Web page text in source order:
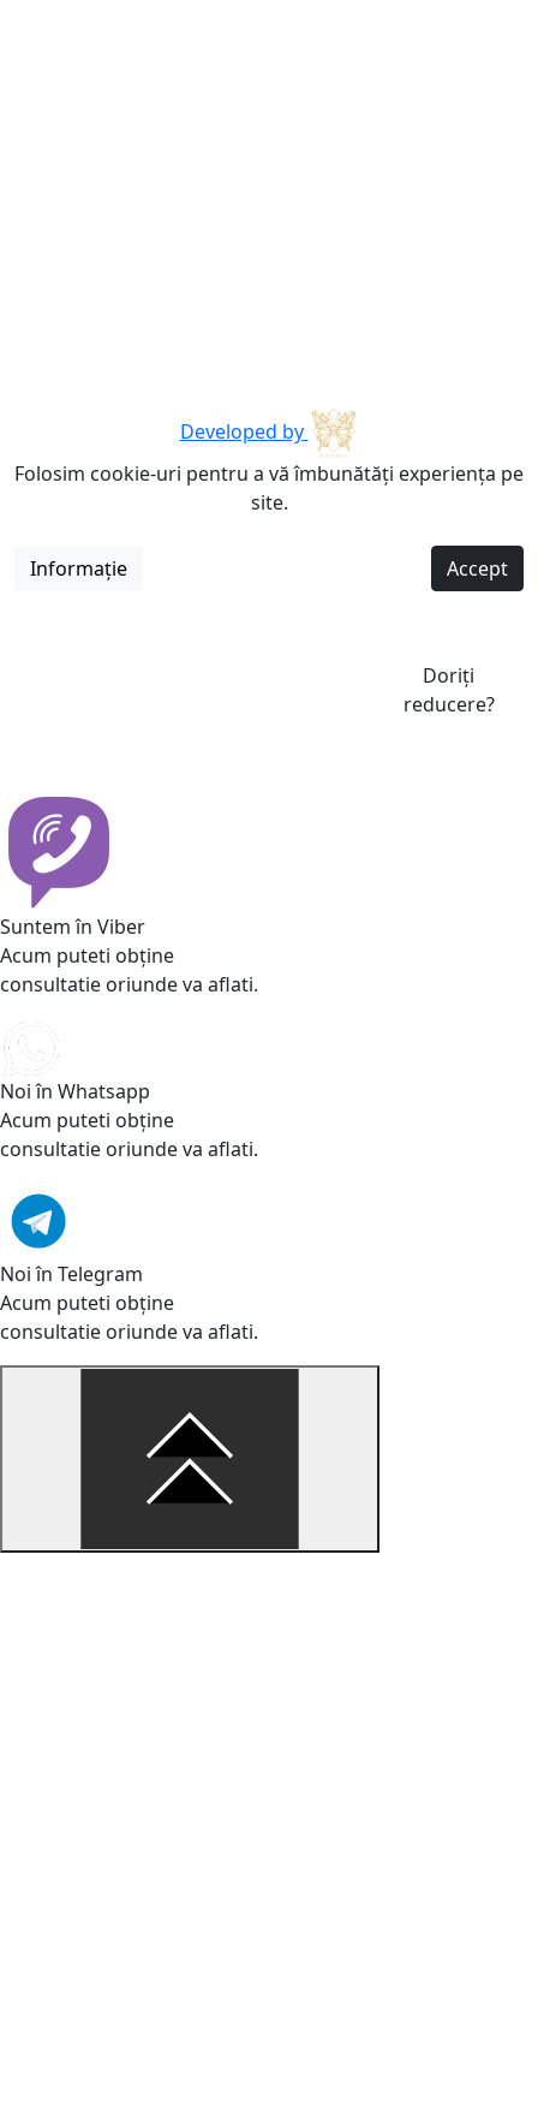
Developed by
Folosim cookie-uri pentru a vă îmbunătăți experiența pe
site.
Informație Accept
Doriți
reducere?
Suntem în Viber
Acum puteti obține
consultatie oriunde va aflati.
Noi în Whatsapp
Acum puteti obține
consultatie oriunde va aflati.
Noi în Telegram
Acum puteti obține
consultatie oriunde va aflati.